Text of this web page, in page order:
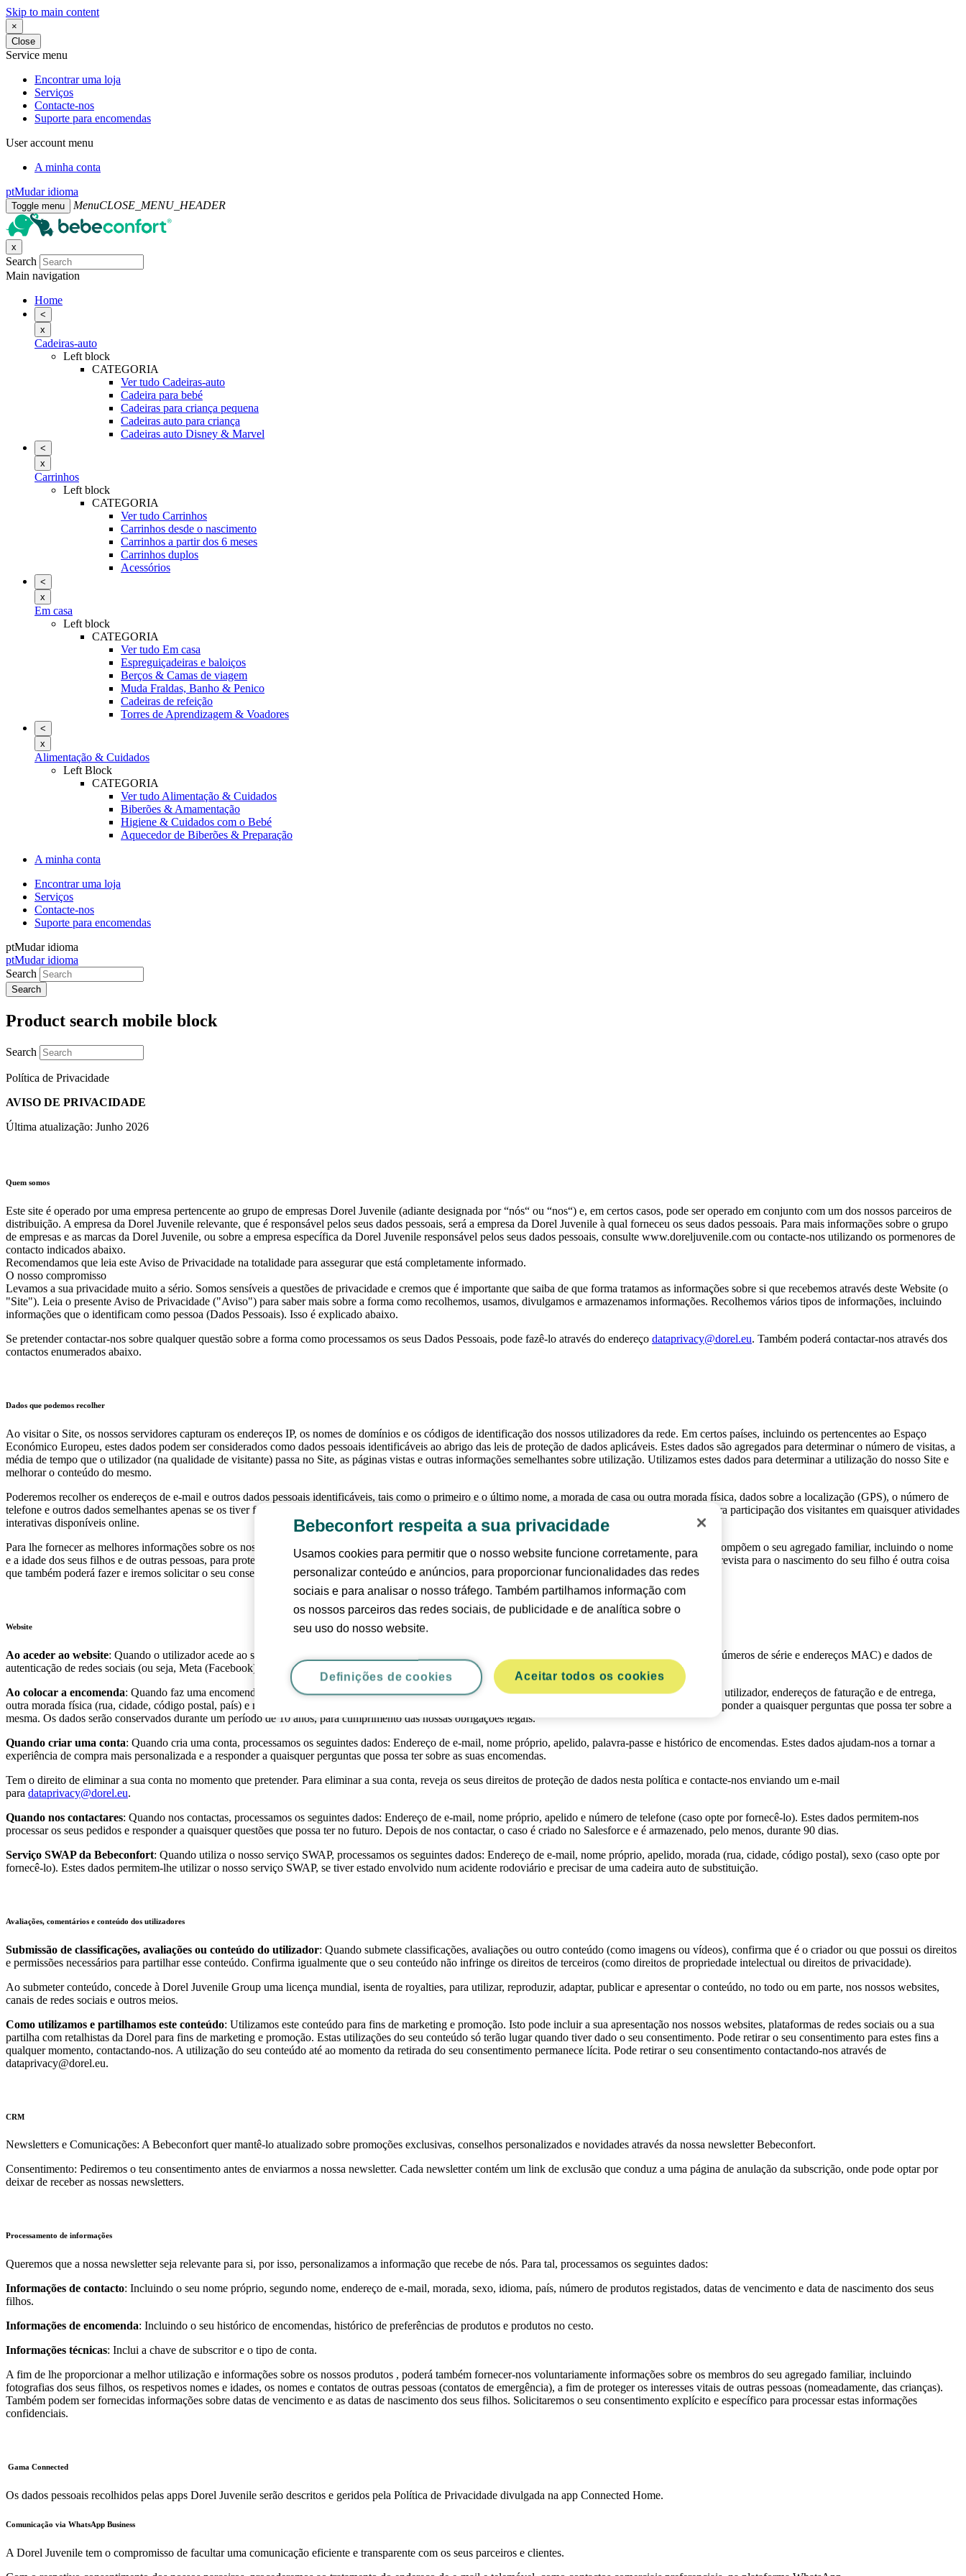
Skip to main content
×
Close
Service menu
Encontrar uma loja
Serviços
Contacte-nos
Suporte para encomendas
User account menu
A minha conta
ptMudar idioma
Toggle menu MenuCLOSE_MENU_HEADER
x
Search
Main navigation
Home
<
x
Cadeiras-auto
Left block
CATEGORIA
Ver tudo Cadeiras-auto
Cadeira para bebé
Cadeiras para criança pequena
Cadeiras auto para criança
Cadeiras auto Disney & Marvel
<
x
Carrinhos
Left block
CATEGORIA
Ver tudo Carrinhos
Carrinhos desde o nascimento
Carrinhos a partir dos 6 meses
Carrinhos duplos
Acessórios
<
x
Em casa
Left block
CATEGORIA
Ver tudo Em casa
Espreguiçadeiras e baloiços
Berços & Camas de viagem
Muda Fraldas, Banho & Penico
Cadeiras de refeição
Torres de Aprendizagem & Voadores
<
x
Alimentação & Cuidados
Left Block
CATEGORIA
Ver tudo Alimentação & Cuidados
Biberões & Amamentação
Higiene & Cuidados com o Bebé
Aquecedor de Biberões & Preparação
A minha conta
Encontrar uma loja
Serviços
Contacte-nos
Suporte para encomendas
ptMudar idioma
ptMudar idioma
Search
Product search mobile block
Search
Política de Privacidade
AVISO DE PRIVACIDADE
Última atualização: Junho 2026
Quem somos
Este site é operado por uma empresa pertencente ao grupo de empresas Dorel Juvenile (adiante designada por “nós“ ou “nos“) e, em certos casos, pode ser operado em conjunto com um dos nossos parceiros de
distribuição. A empresa da Dorel Juvenile relevante, que é responsável pelos seus dados pessoais, será a empresa da Dorel Juvenile à qual forneceu os seus dados pessoais. Para mais informações sobre o grupo
de empresas e as marcas da Dorel Juvenile, ou sobre a empresa específica da Dorel Juvenile responsável pelos seus dados pessoais, consulte www.doreljuvenile.com ou contacte-nos utilizando os pormenores de
contacto indicados abaixo.
Recomendamos que leia este Aviso de Privacidade na totalidade para assegurar que está completamente informado.
O nosso compromisso
Levamos a sua privacidade muito a sério. Somos sensíveis a questões de privacidade e cremos que é importante que saiba de que forma tratamos as informações sobre si que recebemos através deste Website (o
"Site"). Leia o presente Aviso de Privacidade ("Aviso") para saber mais sobre a forma como recolhemos, usamos, divulgamos e armazenamos informações. Recolhemos vários tipos de informações, incluindo
informações que o identificam como pessoa (Dados Pessoais). Isso é explicado abaixo.
Se pretender contactar-nos sobre qualquer questão sobre a forma como processamos os seus Dados Pessoais, pode fazê-lo através do endereço dataprivacy@dorel.eu. Também poderá contactar-nos através dos
contactos enumerados abaixo.
Dados que podemos recolher
Ao visitar o Site, os nossos servidores capturam os endereços IP, os nomes de domínios e os códigos de identificação dos nossos utilizadores da rede. Em certos países, incluindo os pertencentes ao Espaço
Económico Europeu, estes dados podem ser considerados como dados pessoais identificáveis ao abrigo das leis de proteção de dados aplicáveis. Estes dados são agregados para determinar o número de visitas, a
média de tempo que o utilizador (na qualidade de visitante) passa no Site, as páginas vistas e outras informações semelhantes sobre utilização. Utilizamos estes dados para determinar a utilização do nosso Site e
melhorar o conteúdo do mesmo.
Poderemos recolher os endereços de e-mail e outros dados pessoais identificáveis, tais como o primeiro e o último nome, a morada de casa ou outra morada física, dados sobre a localização (GPS), o número de
telefone e outros dados semelhantes apenas se os tiver fornecido no registo da compra de um produto, newsletters e comunicações, sorteios, concursos ou outra participação dos visitantes em quaisquer atividades
interativas disponíveis online.
Para lhe fornecer as melhores informações sobre os nossos produtos juvenis, poderá fornecer-nos também voluntariamente informações sobre as pessoas que compõem o seu agregado familiar, incluindo o nome
e a idade dos seus filhos e de outras pessoas, para proteger os interesses vitais de outra pessoa (designadamente crianças). Fornecer informações sobre a data prevista para o nascimento do seu filho é outra coisa
que também poderá fazer e iremos solicitar o seu consentimento explícito para tratar esses dados sensíveis.
Website
Ao aceder ao website: Quando o utilizador acede ao site da Bebeconfort, processamos dados técnicos como o endereço IP, dados identificáveis do produto (números de série e endereços MAC) e dados de
autenticação de redes sociais (ou seja, Meta (Facebook), Google). Para mais informações,
consulte o nosso Aviso sobre cookies
Ao colocar a encomenda: Quando faz uma encomenda à Bebeconfort, processamos os seguintes dados: Endereço de e-mail, nome próprio, apelido, nome de utilizador, endereços de faturação e de entrega,
outra morada física (rua, cidade, código postal, país) e número de telefone. A recolha destes dados permite-nos processar eficientemente a sua encomenda e responder a quaisquer perguntas que possa ter sobre a
mesma. Os dados serão conservados durante um período de 10 anos, para cumprimento das nossas obrigações legais.
Quando criar uma conta: Quando cria uma conta, processamos os seguintes dados: Endereço de e-mail, nome próprio, apelido, palavra-passe e histórico de encomendas. Estes dados ajudam-nos a tornar a
experiência de compra mais personalizada e a responder a quaisquer perguntas que possa ter sobre as suas encomendas.
Tem o direito de eliminar a sua conta no momento que pretender. Para eliminar a sua conta, reveja os seus direitos de proteção de dados nesta política e contacte-nos enviando um e-mail
para dataprivacy@dorel.eu.
Quando nos contactares: Quando nos contactas, processamos os seguintes dados: Endereço de e-mail, nome próprio, apelido e número de telefone (caso opte por fornecê-lo). Estes dados permitem-nos
processar os seus pedidos e responder a quaisquer questões que possa ter no futuro. Depois de nos contactar, o caso é criado no Salesforce e é armazenado, pelo menos, durante 90 dias.
Serviço SWAP da Bebeconfort: Quando utiliza o nosso serviço SWAP, processamos os seguintes dados: Endereço de e-mail, nome próprio, apelido, morada (rua, cidade, código postal), sexo (caso opte por
fornecê-lo). Estes dados permitem-lhe utilizar o nosso serviço SWAP, se tiver estado envolvido num acidente rodoviário e precisar de uma cadeira auto de substituição.
Avaliações, comentários e conteúdo dos utilizadores
Submissão de classificações, avaliações ou conteúdo do utilizador: Quando submete classificações, avaliações ou outro conteúdo (como imagens ou vídeos), confirma que é o criador ou que possui os direitos
e permissões necessários para partilhar esse conteúdo. Confirma igualmente que o seu conteúdo não infringe os direitos de terceiros (como direitos de propriedade intelectual ou direitos de privacidade).
Ao submeter conteúdo, concede à Dorel Juvenile Group uma licença mundial, isenta de royalties, para utilizar, reproduzir, adaptar, publicar e apresentar o conteúdo, no todo ou em parte, nos nossos websites,
canais de redes sociais e outros meios.
Como utilizamos e partilhamos este conteúdo: Utilizamos este conteúdo para fins de marketing e promoção. Isto pode incluir a sua apresentação nos nossos websites, plataformas de redes sociais ou a sua
partilha com retalhistas da Dorel para fins de marketing e promoção. Estas utilizações do seu conteúdo só terão lugar quando tiver dado o seu consentimento. Pode retirar o seu consentimento para estes fins a
qualquer momento, contactando-nos. A utilização do seu conteúdo até ao momento da retirada do seu consentimento permanece lícita. Pode retirar o seu consentimento contactando-nos através de
dataprivacy@dorel.eu.
CRM
Newsletters e Comunicações: A Bebeconfort quer mantê-lo atualizado sobre promoções exclusivas, conselhos personalizados e novidades através da nossa newsletter Bebeconfort.
Consentimento: Pediremos o teu consentimento antes de enviarmos a nossa newsletter. Cada newsletter contém um link de exclusão que conduz a uma página de anulação da subscrição, onde pode optar por
deixar de receber as nossas newsletters.
Processamento de informações
Queremos que a nossa newsletter seja relevante para si, por isso, personalizamos a informação que recebe de nós. Para tal, processamos os seguintes dados:
Informações de contacto: Incluindo o seu nome próprio, segundo nome, endereço de e-mail, morada, sexo, idioma, país, número de produtos registados, datas de vencimento e data de nascimento dos seus
filhos.
Informações de encomenda: Incluindo o seu histórico de encomendas, histórico de preferências de produtos e produtos no cesto.
Informações técnicas: Inclui a chave de subscritor e o tipo de conta.
A fim de lhe proporcionar a melhor utilização e informações sobre os nossos produtos , poderá também fornecer-nos voluntariamente informações sobre os membros do seu agregado familiar, incluindo
fotografias dos seus filhos, os respetivos nomes e idades, os nomes e contatos de outras pessoas (contatos de emergência), a fim de proteger os interesses vitais de outras pessoas (nomeadamente, das crianças).
Também podem ser fornecidas informações sobre datas de vencimento e as datas de nascimento dos seus filhos. Solicitaremos o seu consentimento explícito e específico para processar estas informações
confidenciais.
Gama Connected
Os dados pessoais recolhidos pelas apps Dorel Juvenile serão descritos e geridos pela Política de Privacidade divulgada na app Connected Home.
Comunicação via WhatsApp Business
A Dorel Juvenile tem o compromisso de facultar uma comunicação eficiente e transparente com os seus parceiros e clientes.
Bebeconfort respeita a sua privacidade
Usamos cookies para permitir que o nosso website funcione corretamente, para
personalizar conteúdo e anúncios, para proporcionar funcionalidades das redes
sociais e para analisar o nosso tráfego. Também partilhamos informação com
os nossos parceiros das redes sociais, de publicidade e de analítica sobre o
seu uso do nosso website.
Aceitar todos os cookies
Definições de cookies